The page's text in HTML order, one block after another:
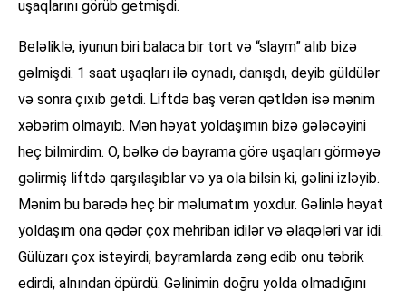
uşaqlarını görüb getmişdi.
Beləliklə, iyunun biri balaca bir tort və “slaym” alıb bizə
gəlmişdi. 1 saat uşaqları ilə oynadı, danışdı, deyib güldülər
və sonra çıxıb getdi. Liftdə baş verən qətldən isə mənim
xəbərim olmayıb. Mən həyat yoldaşımın bizə gələcəyini
heç bilmirdim. O, bəlkə də bayrama görə uşaqları görməyə
gəlirmiş liftdə qarşılaşıblar və ya ola bilsin ki, gəlini izləyib.
Mənim bu barədə heç bir məlumatım yoxdur. Gəlinlə həyat
yoldaşım ona qədər çox mehriban idilər və əlaqələri var idi.
Gülüzarı çox istəyirdi, bayramlarda zəng edib onu təbrik
edirdi, alnından öpürdü. Gəlinimin doğru yolda olmadığını